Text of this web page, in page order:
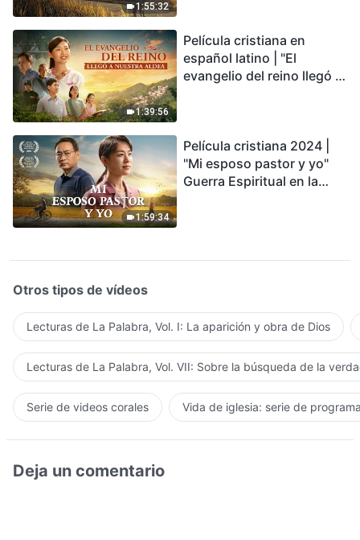
1:55:32
conmovedor
1:39:56
Película cristiana en
español latino | "El
evangelio del reino llegó a
1:59:34
Película cristiana 2024 |
"Mi esposo pastor y yo"
Guerra Espiritual en la
Otros tipos de vídeos
Lecturas de La Palabra, Vol. I: La aparición y obra de Dios
Lecturas de La Palabra, Vol. VII: Sobre la búsqueda de la
Serie de videos corales Vida de iglesia: serie de
Deja un comentario